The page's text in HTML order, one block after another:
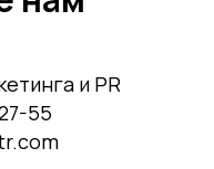
и PR
55